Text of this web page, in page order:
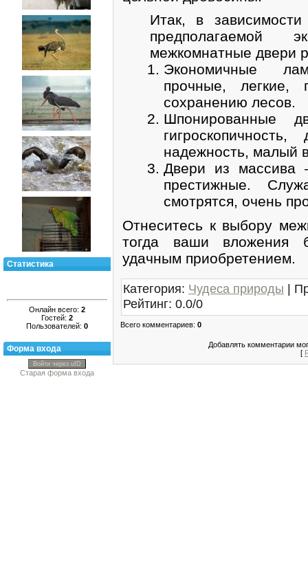
Статистика
Онлайн всего: 2
Гостей: 2
Пользователей: 0
Форма входа
Войти через uID
Старая форма входа
Итак, в
предполагаемой
межкомнатные двери
Экономичные
прочные, легкие,
сохранению лесов.
Шпонированные
надежность, малый
Двери из массива
престижные.
смотрятся, очень
Отнеситесь к выбору
тогда ваши вложения
удачным приобретением.
Категория: Чудеса природы |
Рейтинг: 0.0/0
Всего комментариев: 0
Добавлять комментарии
[